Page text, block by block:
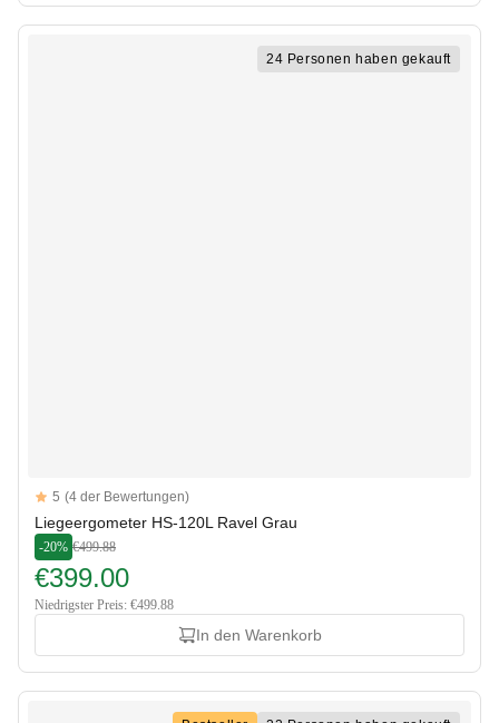
24 Personen haben gekauft
Reviews
5 out of 5 stars
5 (4 der Bewertungen)
Liegeergometer HS-120L Ravel Grau
-20% €499.88
€399.00
Niedrigster Preis: €499.88
In den Warenkorb